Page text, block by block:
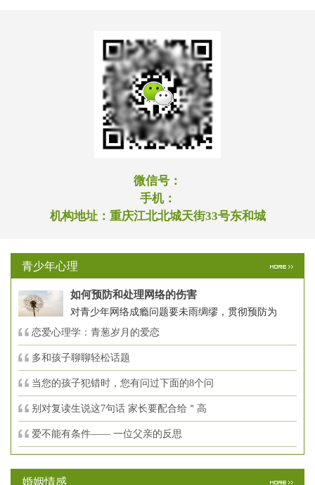
微信号：
手机：
机构地址： 重庆江北北城天街33号东和城
青少年心理
如何预防和处理网络的伤害
对青少年网络成瘾问题要未雨绸缪，贯彻预防为
恋爱心理学：青葱岁月的爱恋
多和孩子聊聊轻松话题
当您的孩子犯错时，您有问过下面的8个问
别对复读生说这7句话 家长要配合给＂高
爱不能有条件—— 一位父亲的反思
婚姻情感